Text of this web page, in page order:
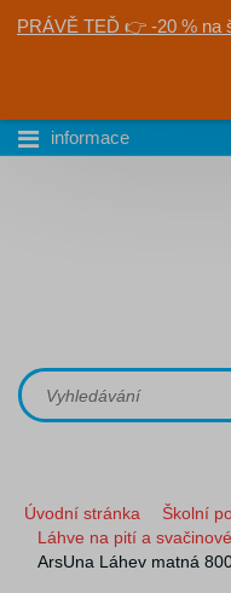
PRÁVĚ TEĎ 👉 -20 % na
informace
Úvodní stránka
Školní
Láhve na pití a
ArsUna Láhev matná